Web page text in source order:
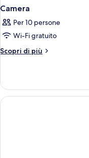
Camera
Per 10 persone
Wi-Fi gratuito
Scopri di più
Altri